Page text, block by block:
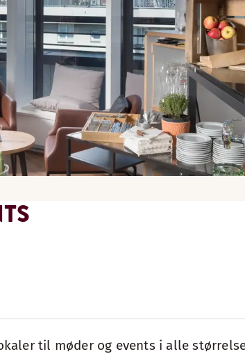
til møder og events i alle